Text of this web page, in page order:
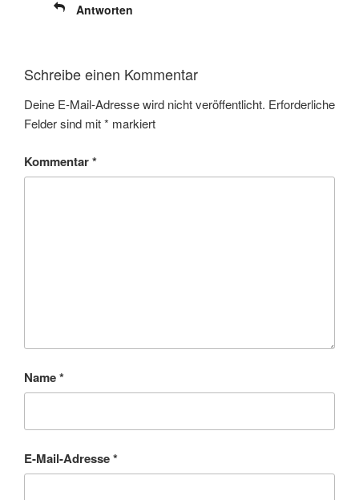
Antworten
Schreibe einen Kommentar
Deine E-Mail-Adresse wird nicht veröffentlicht. Erforderliche
Felder sind mit* markiert
Kommentar*
Name*
E-Mail-Adresse*